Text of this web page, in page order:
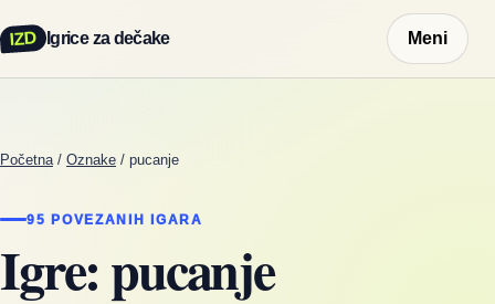
IZD Igrice za dečake Meni
Početna / Oznake / pucanje
95 POVEZANIH IGARA
Igre: pucanje